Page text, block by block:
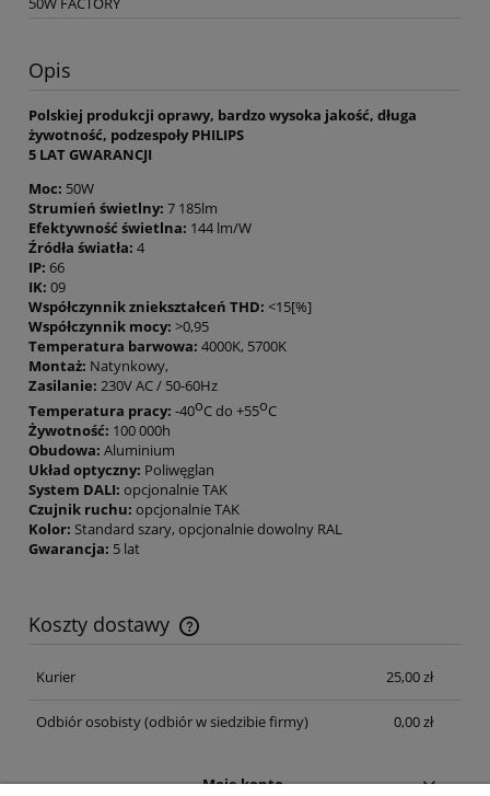
Opis
Polskiej produkcji oprawy, bardzo wysoka jakość, długa
żywotność, podzespoły PHILIPS
5 LAT GWARANCJI
Moc: 50W
Strumień świetlny: 7 185lm
Efektywność świetlna: 144 lm/W
Źródła światła: 4
IP: 66
IK: 09
Współczynnik zniekształceń THD: <15[%]
Współczynnik mocy: >0,95
Temperatura barwowa: 4000K, 5700K
Montaż: Natynkowy,
Zasilanie: 230V AC / 50-60Hz
Temperatura pracy: -40oC do +55oC
Żywotność: 100 000h
Obudowa: Aluminium
Układ optyczny: Poliwęglan
System DALI: opcjonalnie TAK
Czujnik ruchu: opcjonalnie TAK
Kolor: Standard szary, opcjonalnie dowolny RAL
Gwarancja: 5 lat
Koszty dostawy
Cena nie zawiera ewentualnych kosztów płatności
Kurier
25,00 zł
Odbiór osobisty(odbiór w siedzibie firmy) 0,00 zł
Moje konto